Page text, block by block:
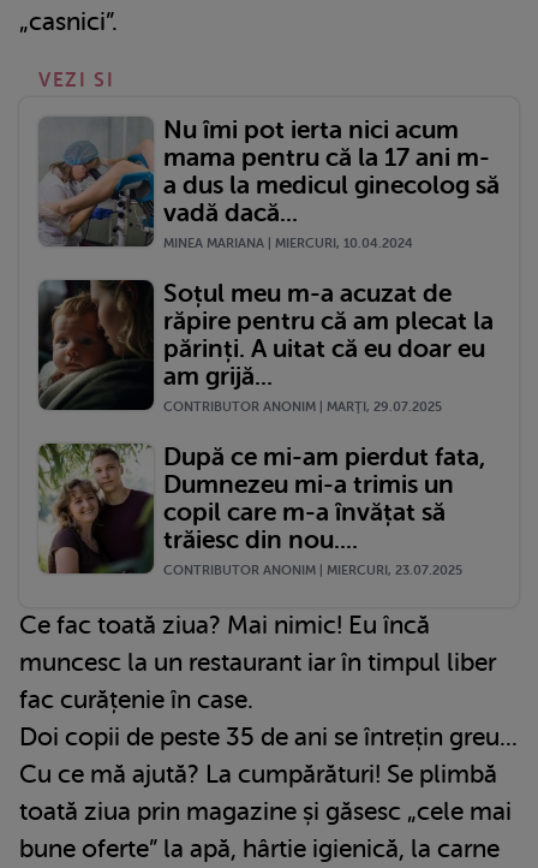
„casnici”.
VEZI SI
Nu îmi pot ierta nici acum
mama pentru că la 17 ani m-
a dus la medicul ginecolog să
vadă dacă...
MINEA MARIANA | MIERCURI, 10.04.2024
Soțul meu m-a acuzat de
răpire pentru că am plecat la
părinți. A uitat că eu doar eu
am grijă...
CONTRIBUTOR ANONIM | MARŢI, 29.07.2025
După ce mi-am pierdut fata,
Dumnezeu mi-a trimis un
copil care m-a învățat să
trăiesc din nou....
CONTRIBUTOR ANONIM | MIERCURI, 23.07.2025
Ce fac toată ziua? Mai nimic! Eu încă
muncesc la un restaurant iar în timpul liber
fac curățenie în case.
Doi copii de peste 35 de ani se întrețin greu...
Cu ce mă ajută? La cumpărături! Se plimbă
toată ziua prin magazine și găsesc „cele mai
bune oferte” la apă, hârtie igienică, la carne